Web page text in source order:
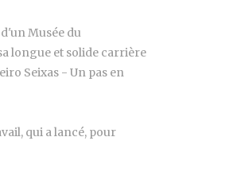
Musée du
longue et solide carrière
Seixas - Un pas en
qui a lancé, pour